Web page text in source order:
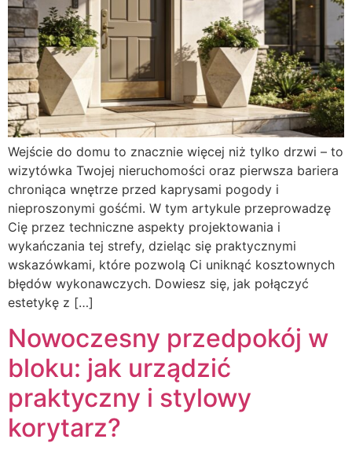
Wejście do domu to znacznie więcej niż tylko drzwi – to
wizytówka Twojej nieruchomości oraz pierwsza bariera
chroniąca wnętrze przed kaprysami pogody i
nieproszonymi gośćmi. W tym artykule przeprowadzę
Cię przez techniczne aspekty projektowania i
wykańczania tej strefy, dzieląc się praktycznymi
wskazówkami, które pozwolą Ci uniknąć kosztownych
błędów wykonawczych. Dowiesz się, jak połączyć
estetykę z […]
Nowoczesny przedpokój w
bloku: jak urządzić
praktyczny i stylowy
korytarz?